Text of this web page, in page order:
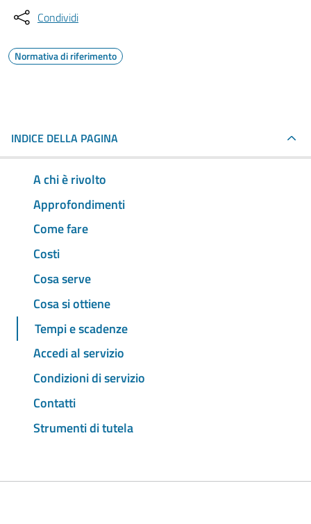
Condividi
Normativa di riferimento
INDICE DELLA PAGINA
A chi è rivolto
Approfondimenti
Come fare
Costi
Cosa serve
Cosa si ottiene
Tempi e scadenze
Accedi al servizio
Condizioni di servizio
Contatti
Strumenti di tutela